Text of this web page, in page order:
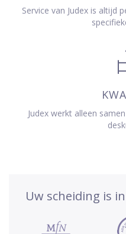
Service van Judex is altijd
Judex werkt alleen
Uw scheiding is